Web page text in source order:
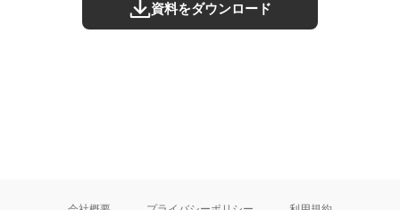
資料をダウンロード